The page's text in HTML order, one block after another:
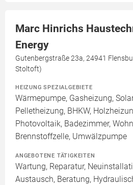
Marc Hinrichs
Energy
Gutenbergstraße 23a, 24941
Stoltoft)
HEIZUNG SPEZIALGEBIETE
Wärmepumpe, Gasheizung,
Pelletheizung, BHKW,
Photovoltaik, Badezimmer,
Brennstoffzelle, Umwälzpumpe
ANGEBOTENE TÄTIGKEITEN
Wartung, Reparatur,
Austausch, Beratung,